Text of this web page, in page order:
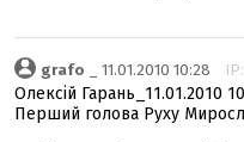
grafo _ 11.01.2010 10:28
Олексій Гарань_11.01.2010
Перший голова Руху